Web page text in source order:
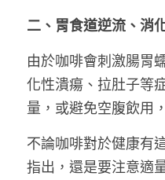
龔靜儀大律師專欄
陳子遷律師專欄
二、胃食道逆流、消
由於咖啡會刺激腸胃
化性潰瘍、拉肚子等
量，或避免空腹飲用
不論咖啡對於健康有
指出，還是要注意適